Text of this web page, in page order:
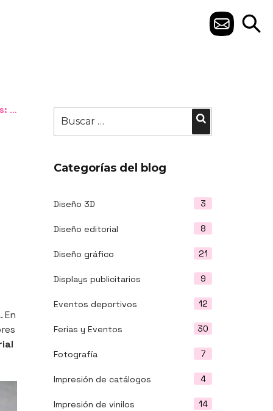
C
por:
Buscar
Categorías del blog
Diseño 3D 3
Diseño editorial 8
Diseño gráfico 21
Displays publicitarios 9
Eventos deportivos 12
Ferias y Eventos 30
Fotografía 7
Impresión de catálogos 4
Impresión de vinilos 14
En